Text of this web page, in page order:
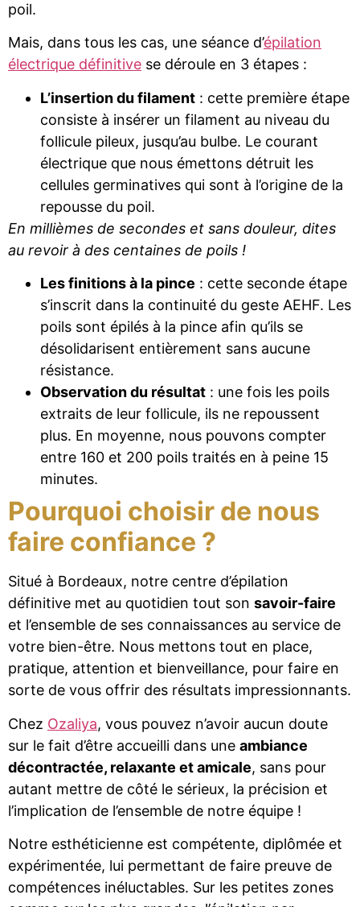
poil.
Mais, dans tous les cas, une séance d’épilation
électrique définitive se déroule en 3 étapes :
L’insertion du filament : cette première étape
consiste à insérer un filament au niveau du
follicule pileux, jusqu’au bulbe. Le courant
électrique que nous émettons détruit les
cellules germinatives qui sont à l’origine de la
repousse du poil.
En millièmes de secondes et sans douleur, dites
au revoir à des centaines de poils !
Les finitions à la pince : cette seconde étape
s’inscrit dans la continuité du geste AEHF. Les
poils sont épilés à la pince afin qu’ils se
désolidarisent entièrement sans aucune
résistance.
Observation du résultat : une fois les poils
extraits de leur follicule, ils ne repoussent
plus. En moyenne, nous pouvons compter
entre 160 et 200 poils traités en à peine 15
minutes.
Pourquoi choisir de nous
faire confiance ?
Situé à Bordeaux, notre centre d’épilation
définitive met au quotidien tout son savoir-faire
et l’ensemble de ses connaissances au service de
votre bien-être. Nous mettons tout en place,
pratique, attention et bienveillance, pour faire en
sorte de vous offrir des résultats impressionnants.
Chez Ozaliya, vous pouvez n’avoir aucun doute
sur le fait d’être accueilli dans une ambiance
décontractée, relaxante et amicale, sans pour
autant mettre de côté le sérieux, la précision et
l’implication de l’ensemble de notre équipe !
Notre esthéticienne est compétente, diplômée et
expérimentée, lui permettant de faire preuve de
compétences inéluctables. Sur les petites zones